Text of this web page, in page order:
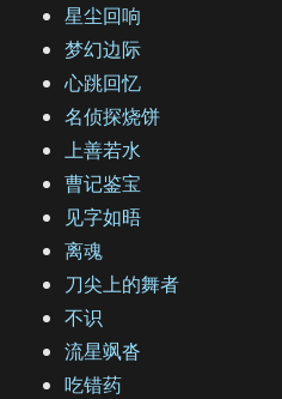
星尘回响
梦幻边际
心跳回忆
名侦探烧饼
上善若水
曹记鉴宝
见字如晤
离魂
刀尖上的舞者
不识
流星飒沓
吃错药